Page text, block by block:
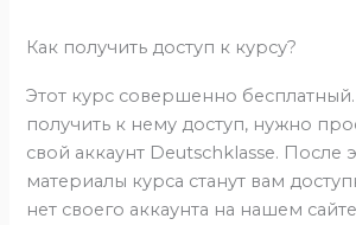
Как получить доступ к курсу?
Этот курс совершенно
получить к нему доступ, нужно
свой аккаунт Deutschklasse. После
материалы курса станут вам
нет своего аккаунта на нашем